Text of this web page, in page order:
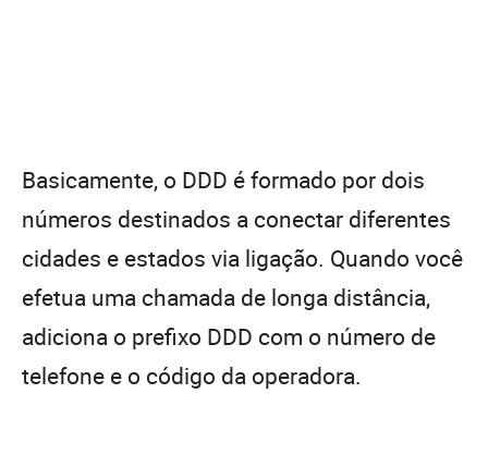
Basicamente, o DDD é formado por dois
números destinados a conectar diferentes
cidades e estados via ligação. Quando você
efetua uma chamada de longa distância,
adiciona o prefixo DDD com o número de
telefone e o código da operadora.